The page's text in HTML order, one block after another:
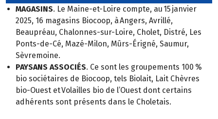
MAGASINS. Le Maine-et-Loire compte, au 15 janvier
2025, 16 magasins Biocoop, à Angers, Avrillé,
Beaupréau, Chalonnes-sur-Loire, Cholet, Distré, Les
Ponts-de-Cé, Mazé-Milon, Mûrs-Érigné, Saumur,
Sèvremoine.
PAYSANS ASSOCIÉS. Ce sont les groupements 100 %
bio sociétaires de Biocoop, tels Biolait, Lait Chèvres
bio-Ouest et Volailles bio de l’Ouest dont certains
adhérents sont présents dans le Choletais.